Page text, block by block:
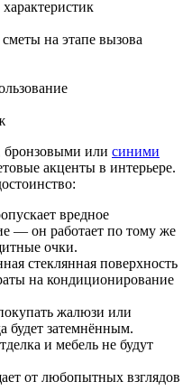
на этапе вызова
бронзовыми или синими
акценты в интерьере.
вредное
— он работает по тому же
очки.
стеклянная поверхность
на кондиционирование
жалюзи или
затемнённым.
и мебель не будут
от любопытных взглядов